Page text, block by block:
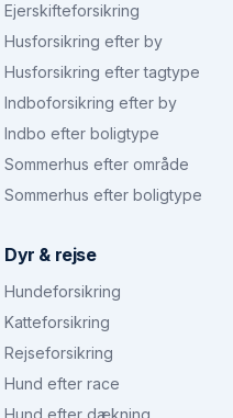
Ejerskifteforsikring
Husforsikring efter by
Husforsikring efter tagtype
Indboforsikring efter by
Indbo efter boligtype
Sommerhus efter område
Sommerhus efter boligtype
Dyr & rejse
Hundeforsikring
Katteforsikring
Rejseforsikring
Hund efter race
Hund efter dækning